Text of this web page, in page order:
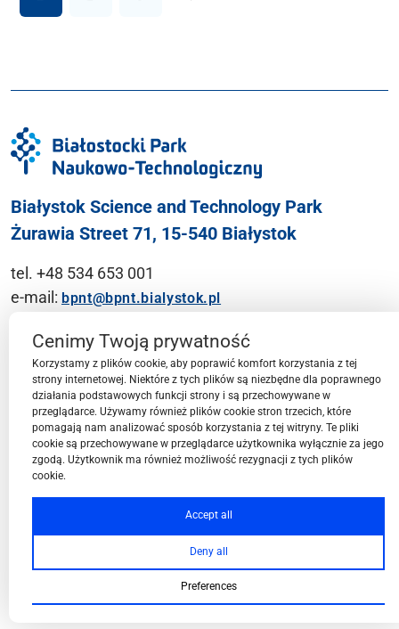
Białystok Science and Technology Park
Żurawia Street 71, 15-540 Białystok
tel. +48 534 653 001
e-mail: bpnt@bpnt.bialystok.pl
Contact
BPN-T Area
BPN-T Offer
Cenimy Twoją prywatność
Korzystamy z plików cookie, aby poprawić komfort korzystania z tej
strony internetowej. Niektóre z tych plików są niezbędne dla poprawnego
działania podstawowych funkcji strony i są przechowywane w
przeglądarce. Używamy również plików cookie stron trzecich, które
pomagają nam analizować sposób korzystania z tej witryny. Te pliki
cookie są przechowywane w przeglądarce użytkownika wyłącznie za jego
zgodą. Użytkownik ma również możliwość rezygnacji z tych plików
cookie.
Accept all
Deny all
Preferences